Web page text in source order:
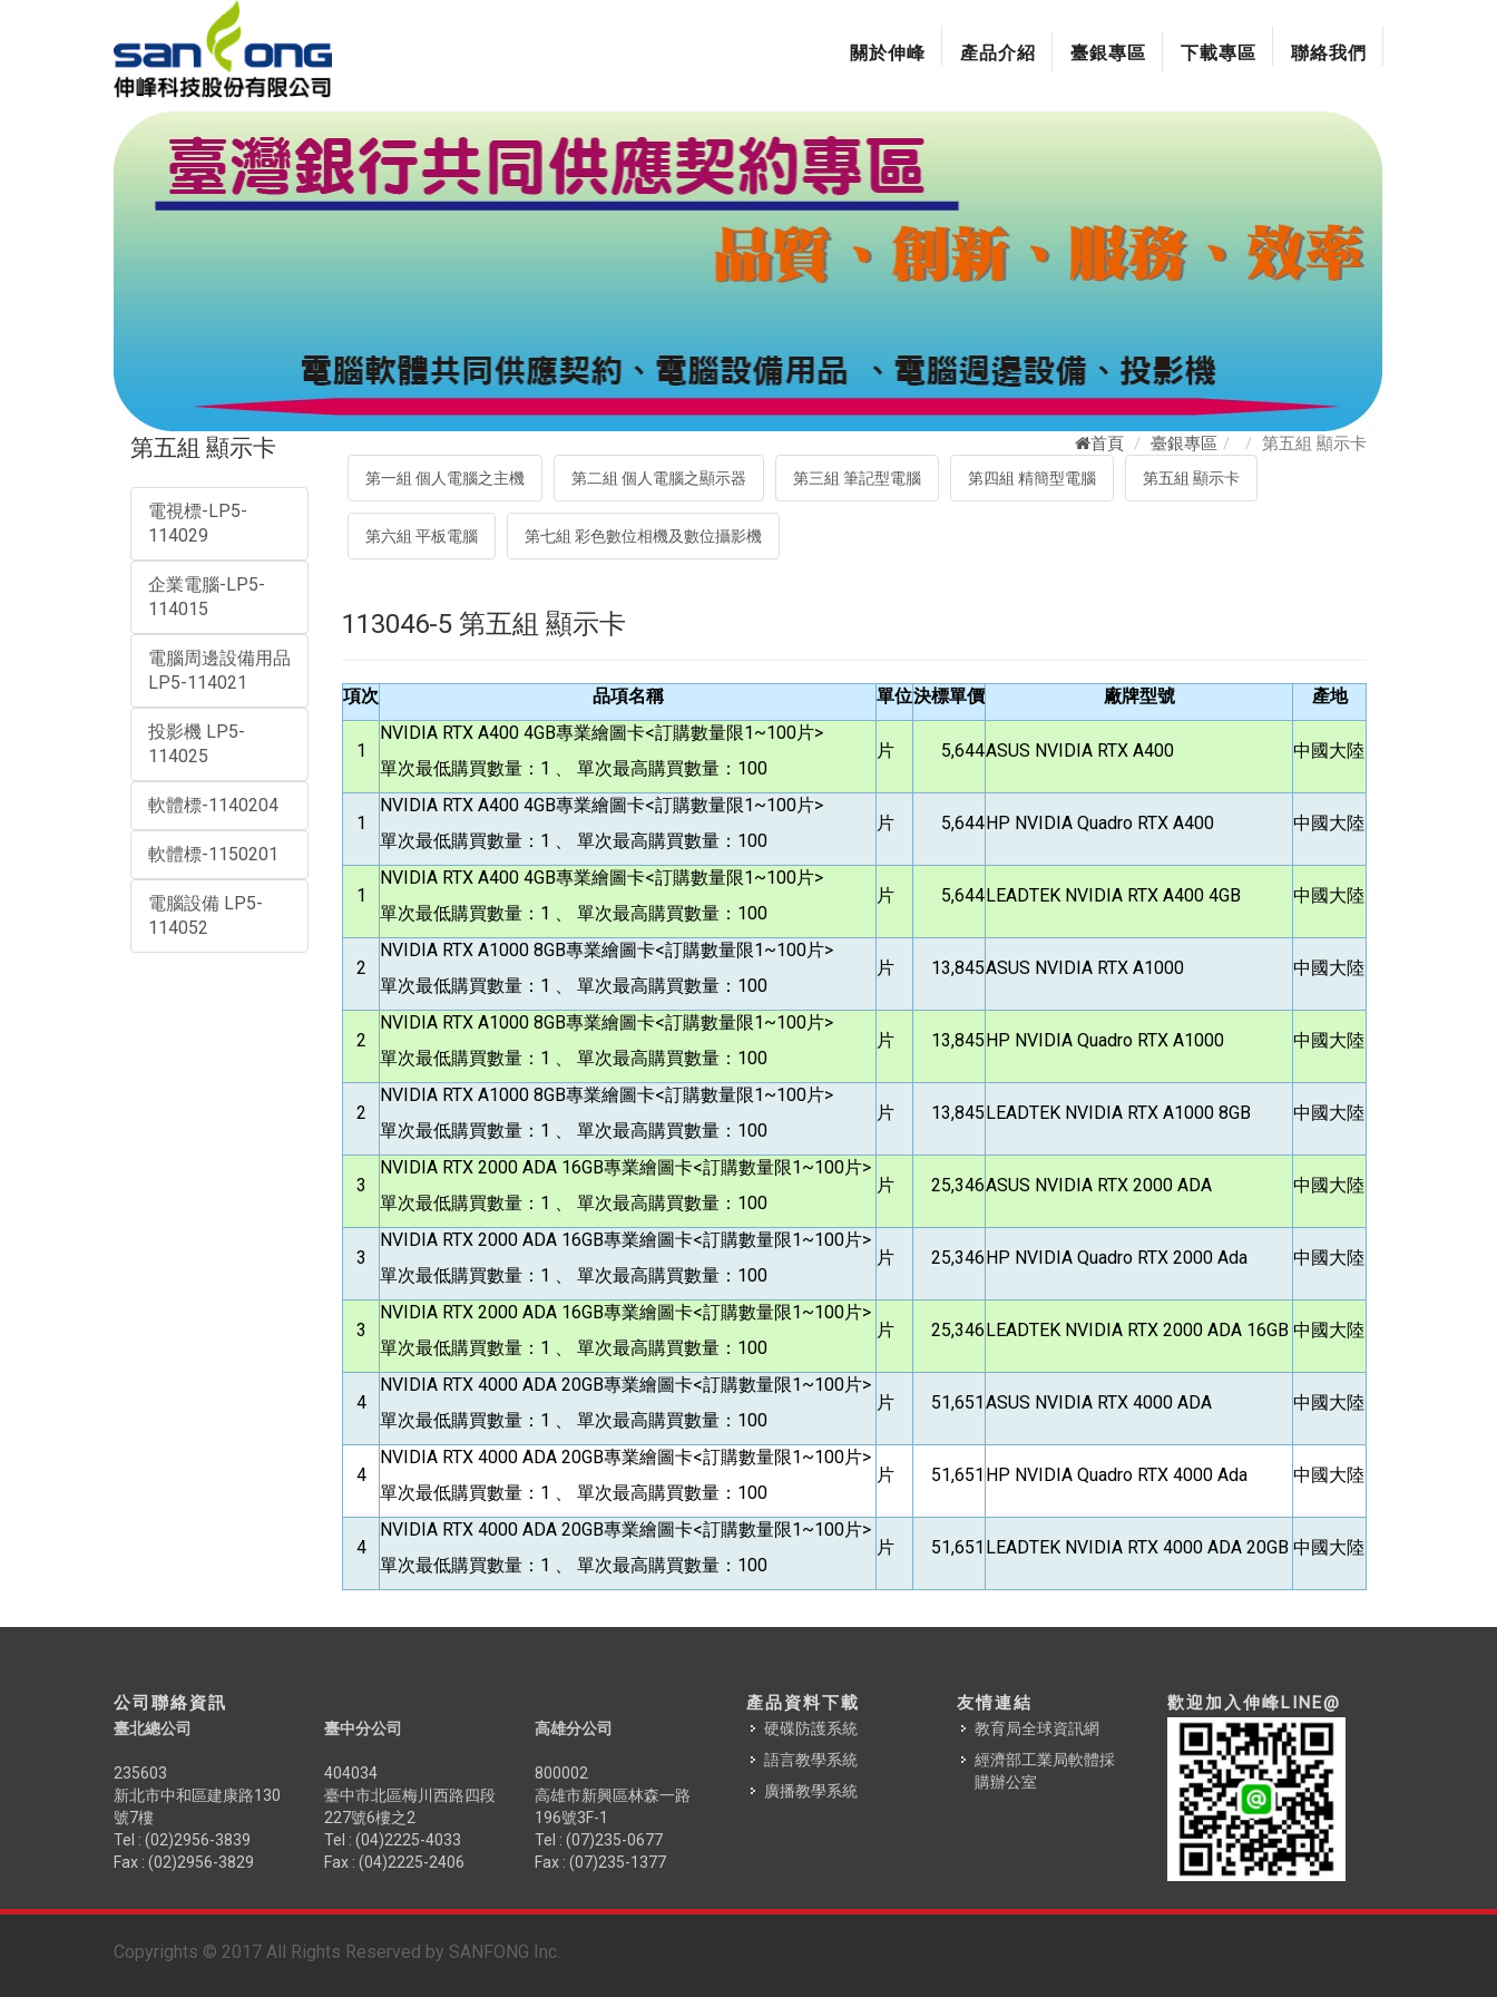
關於伸峰 產品介紹 臺銀專區 下載專區 聯絡我們
首頁 臺銀專區 第五組 顯示卡
第五組 顯示卡
電視標-LP5-
114029
企業電腦-LP5-
114015
電腦周邊設備用品
LP5-114021
投影機 LP5-
114025
軟體標-1140204
軟體標-1150201
電腦設備 LP5-
114052
第一組 個人電腦之主機 第二組 個人電腦之顯示器 第三組 筆記型電腦 第四組 精簡型電腦 第五組 顯示卡
第六組 平板電腦 第七組 彩色數位相機及數位攝影機
113046-5 第五組 顯示卡
項次 品項名稱 單位決標單價 廠牌型號 產地
1
NVIDIA RTX A400 4GB專業繪圖卡<訂購數量限1~100片>
單次最低購買數量：1 、 單次最高購買數量：100
片 5,644ASUS NVIDIA RTX A400 中國大陸
1
NVIDIA RTX A400 4GB專業繪圖卡<訂購數量限1~100片>
單次最低購買數量：1 、 單次最高購買數量：100
片 5,644HP NVIDIA Quadro RTX A400 中國大陸
1
NVIDIA RTX A400 4GB專業繪圖卡<訂購數量限1~100片>
單次最低購買數量：1 、 單次最高購買數量：100
片 5,644LEADTEK NVIDIA RTX A400 4GB 中國大陸
2
NVIDIA RTX A1000 8GB專業繪圖卡<訂購數量限1~100片>
單次最低購買數量：1 、 單次最高購買數量：100
片 13,845ASUS NVIDIA RTX A1000 中國大陸
2
NVIDIA RTX A1000 8GB專業繪圖卡<訂購數量限1~100片>
單次最低購買數量：1 、 單次最高購買數量：100
片 13,845HP NVIDIA Quadro RTX A1000 中國大陸
2
NVIDIA RTX A1000 8GB專業繪圖卡<訂購數量限1~100片>
單次最低購買數量：1 、 單次最高購買數量：100
片 13,845LEADTEK NVIDIA RTX A1000 8GB 中國大陸
3
NVIDIA RTX 2000 ADA 16GB專業繪圖卡<訂購數量限1~100片>
單次最低購買數量：1 、 單次最高購買數量：100
片 25,346ASUS NVIDIA RTX 2000 ADA 中國大陸
3
NVIDIA RTX 2000 ADA 16GB專業繪圖卡<訂購數量限1~100片>
單次最低購買數量：1 、 單次最高購買數量：100
片 25,346HP NVIDIA Quadro RTX 2000 Ada 中國大陸
3
NVIDIA RTX 2000 ADA 16GB專業繪圖卡<訂購數量限1~100片>
單次最低購買數量：1 、 單次最高購買數量：100
片 25,346LEADTEK NVIDIA RTX 2000 ADA 16GB 中國大陸
4
NVIDIA RTX 4000 ADA 20GB專業繪圖卡<訂購數量限1~100片>
單次最低購買數量：1 、 單次最高購買數量：100
片 51,651ASUS NVIDIA RTX 4000 ADA 中國大陸
4
NVIDIA RTX 4000 ADA 20GB專業繪圖卡<訂購數量限1~100片>
單次最低購買數量：1 、 單次最高購買數量：100
片 51,651 HP NVIDIA Quadro RTX 4000 Ada 中國大陸
4
NVIDIA RTX 4000 ADA 20GB專業繪圖卡<訂購數量限1~100片>
單次最低購買數量：1 、 單次最高購買數量：100
片 51,651 LEADTEK NVIDIA RTX 4000 ADA 20GB 中國大陸
公司聯絡資訊
臺北總公司
235603
新北市中和區建康路130
號7樓
Tel : (02)2956-3839
Fax : (02)2956-3829
臺中分公司
404034
臺中市北區梅川西路四段
227號6樓之2
Tel : (04)2225-4033
Fax : (04)2225-2406
高雄分公司
800002
高雄市新興區林森一路
196號3F-1
Tel : (07)235-0677
Fax : (07)235-1377
產品資料下載
硬碟防護系統
語言教學系統
廣播教學系統
友情連結
教育局全球資訊網
經濟部工業局軟體採
購辦公室
歡迎加入伸峰LINE@
Copyrights © 2017 All Rights Reserved by SANFONG Inc.